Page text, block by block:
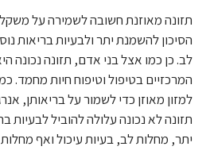
תזונה מאוזנת חשובה לשמירה על
הסיכון להשמנת יתר ולבעיות בריאות
לב. כן כמו אצל בני אדם, תזונה נכונה
המרכזיים בטיפול וטיפוח חיות מחמד.
למזון מאוזן כדי לשמור על בריאותן,
תזונה לא נכונה עלולה להוביל לבעיות
יתר, מחלות לב, בעיות עיכול ואף מחלות